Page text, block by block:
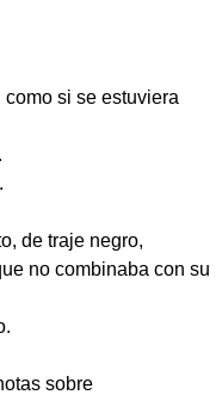
si se estuviera
de traje negro,
no combinaba con su
sobre